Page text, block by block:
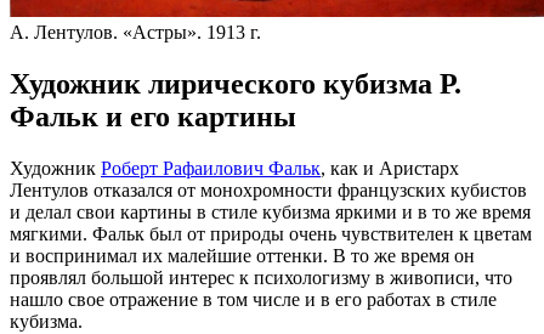
А. Лентулов. «Астры». 1913 г.
Художник лирического кубизма Р.
Фальк и его картины
Художник Роберт Рафаилович Фальк, как и Аристарх
Лентулов отказался от монохромности французских кубистов
и делал свои картины в стиле кубизма яркими и в то же время
мягкими. Фальк был от природы очень чувствителен к цветам
и воспринимал их малейшие оттенки. В то же время он
проявлял большой интерес к психологизму в живописи, что
нашло свое отражение в том числе и в его работах в стиле
кубизма.